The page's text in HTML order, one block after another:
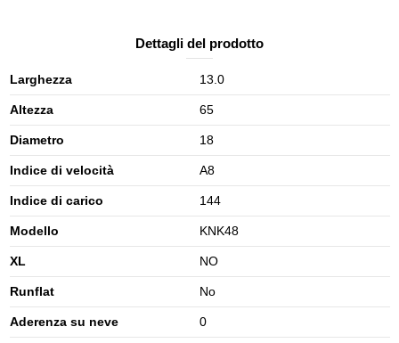
Dettagli del prodotto
Larghezza 13.0
Altezza 65
Diametro 18
Indice di velocità A8
Indice di carico 144
Modello KNK48
XL NO
Runflat No
Aderenza su neve 0